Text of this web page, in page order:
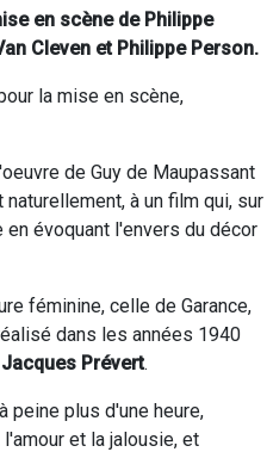
en scène de Philippe
Cleven et Philippe Person.
la mise en scène,
de Guy de Maupassant
à un film qui, sur
évoquant l'envers du décor
féminine, celle de Garance,
dans les années 1940
Jacques Prévert.
peine plus d'une heure,
et la jalousie, et